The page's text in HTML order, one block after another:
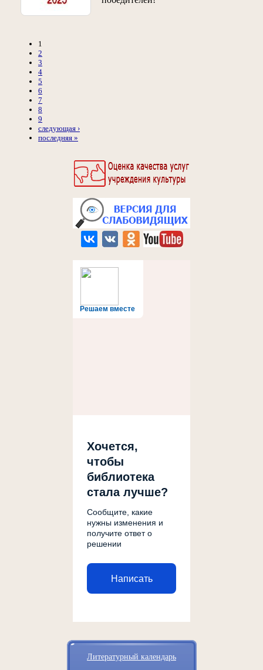
Решаем вместе
Хочется,
чтобы
библиотека
стала лучше?
Сообщите, какие
нужны изменения и
получите ответ о
решении
Написать
Литературный календарь
1
2
3
4
5
6
7
8
9
следующая ›
последняя »